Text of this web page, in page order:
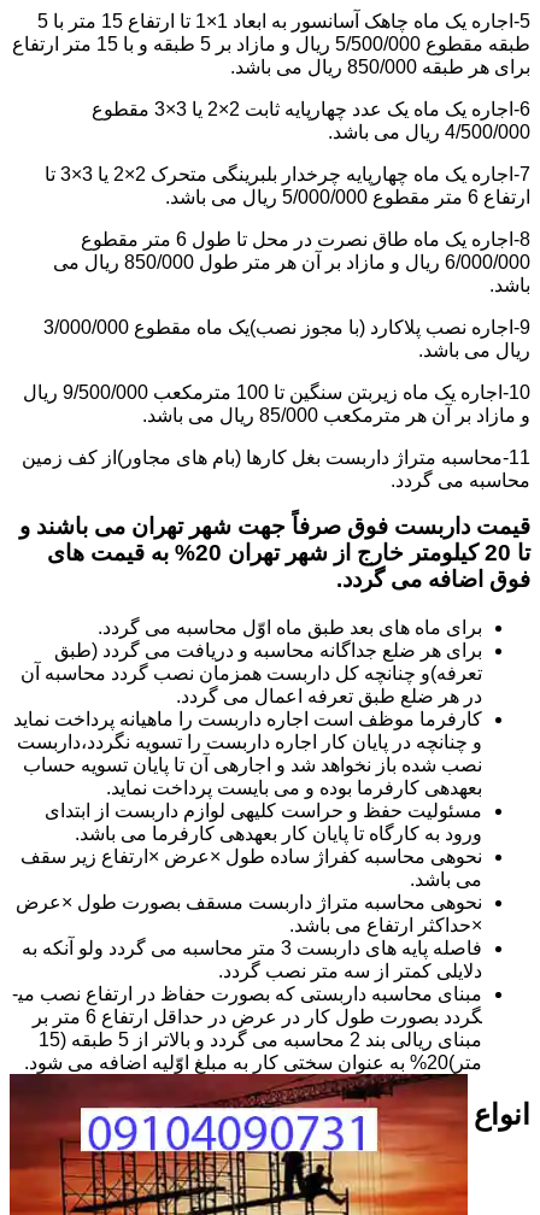
5-اجاره یک ماه چاهک آسانسور به ابعاد 1×1 تا ارتفاع 15 متر با 5
طبقه مقطوع 5/500/000 ریال و مازاد بر 5 طبقه و با 15 متر ارتفاع
برای هر طبقه 850/000 ریال می باشد.
6-اجاره یک ماه یک عدد چهارپایه ثابت 2×2 یا 3×3 مقطوع
4/500/000 ریال می باشد.
7-اجاره یک ماه چهارپایه چرخدار بلبرینگی متحرک 2×2 یا 3×3 تا
ارتفاع 6 متر مقطوع 5/000/000 ریال می باشد.
8-اجاره یک ماه طاق نصرت در محل تا طول 6 متر مقطوع
6/000/000 ریال و مازاد بر آن هر متر طول 850/000 ریال می
باشد.
9-اجاره نصب پلاکارد (با مجوز نصب)یک ماه مقطوع 3/000/000
ریال می باشد.
10-اجاره یک ماه زیربتن سنگین تا 100 مترمکعب 9/500/000 ریال
و مازاد بر آن هر مترمکعب 85/000 ریال می باشد.
11-محاسبه متراژ داربست بغل کارها (بام های مجاور)از کف زمین
محاسبه می گردد.
قیمت داربست فوق صرفاً جهت شهر تهران می باشند و
تا 20 کیلومتر خارج از شهر تهران 20% به قیمت های
فوق اضافه می گردد.
برای ماه های بعد طبق ماه اوّل محاسبه می گردد.
برای هر ضلع جداگانه محاسبه و دریافت می گردد (طبق
تعرفه)و چنانچه کل داربست همزمان نصب گردد محاسبه آن
در هر ضلع طبق تعرفه اعمال می گردد.
کارفرما موظف است اجاره داربست را ماهیانه پرداخت نماید
و چنانچه در پایان کار اجاره داربست را تسویه نگردد،داربست
نصب شده باز نخواهد شد و اجاره­ی آن تا پایان تسویه حساب
بعهده­ی کارفرما بوده و می بایست پرداخت نماید.
مسئولیت حفظ و حراست کلیه­ی لوازم داربست از ابتدای
ورود به کارگاه تا پایان کار بعهده­ی کارفرما می باشد.
نحوه­ی محاسبه کفراژ ساده طول ×عرض ×ارتفاع زیر سقف
می باشد.
نحوه­ی محاسبه متراژ داربست مسقف بصورت طول ×عرض
×حداکثر ارتفاع می باشد.
فاصله پایه های داربست 3 متر محاسبه می گردد ولو آنکه به
دلایلی کمتر از سه متر نصب گردد.
مبنای محاسبه داربستی که بصورت حفاظ در ارتفاع نصب می­
گردد بصورت طول کار در عرض در حداقل ارتفاع 6 متر بر
مبنای ریالی بند 2 محاسبه می گردد و بالاتر از 5 طبقه (15
متر)20% به عنوان سختی کار به مبلغ اوّلیه اضافه می شود.
انواع